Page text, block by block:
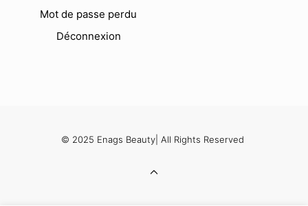
Mot de passe perdu
Déconnexion
© 2025 Enags Beauty| All Rights Reserved